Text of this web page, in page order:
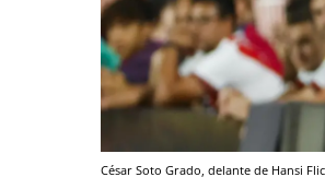
César Soto Grado, delante de Hansi